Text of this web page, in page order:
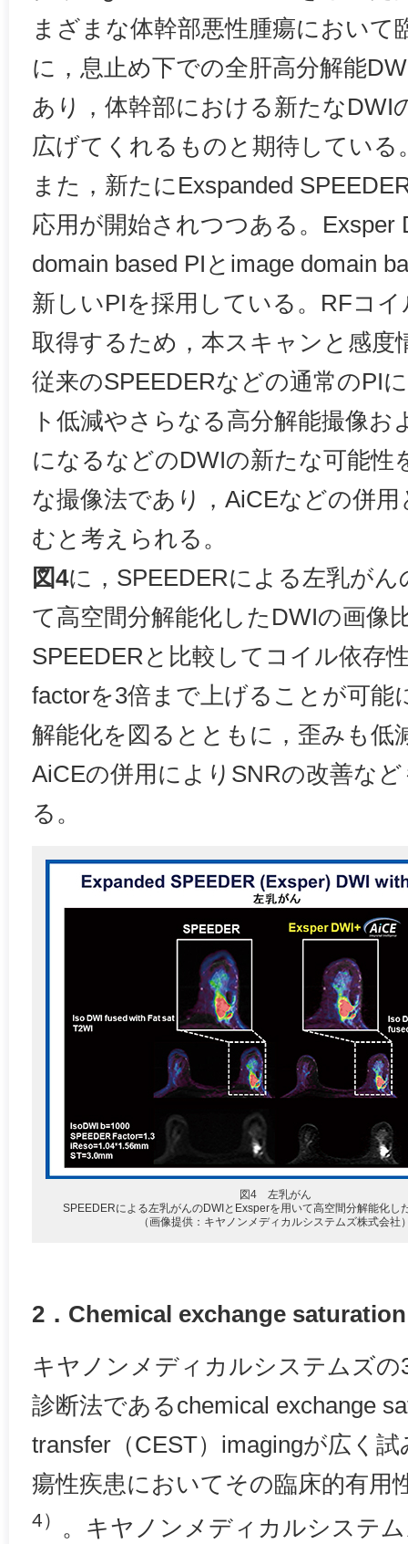
まざまな体幹部悪性腫瘍において
に，息止め下での全肝高分解能
あり，体幹部における新たなDWI
広げてくれるものと期待している
また，新たにExspanded
応用が開始されつつある。Exsper
domain based PIとimage domain
新しいPIを採用している。RFコ
取得するため，本スキャンと感度
従来のSPEEDERなどの通常のPI
ト低減やさらなる高分解能撮像お
になるなどのDWIの新たな可能性
な撮像法であり，AiCEなどの併
むと考えられる。
図4に，SPEEDERによる左乳が
て高空間分解能化したDWIの画像
SPEEDERと比較してコイル依存
factorを3倍まで上げることが可能
解能化を図るとともに，歪みも低
AiCEの併用によりSNRの改善な
る。
図4 左乳がん
SPEEDERによる左乳がんのDWIとExsperを用いて高空間分解能化し
（画像提供：キヤノンメディカルシステムズ株式会社
2．Chemical exchange
キヤノンメディカルシステムズの
診断法であるchemical exchange
transfer（CEST）imagingが広く
瘍性疾患においてその臨床的有用
4）
。キヤノンメディカルシステ